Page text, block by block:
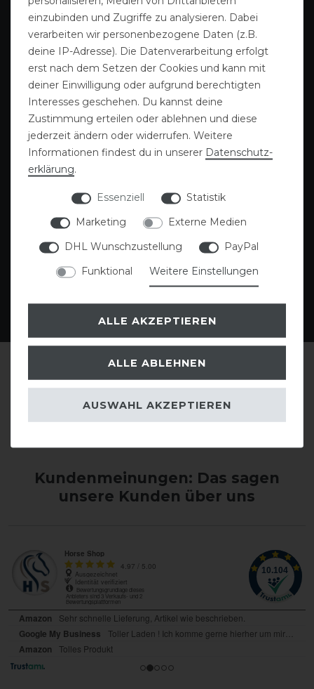
Gutscheine Sattlerei
Blog
Kundenmeinungen: Das sagen
unsere Kunden über uns
einzubinden und Zugriffe zu analysieren. Dabei
verarbeiten wir personenbezogene Daten (z.B.
deine IP-Adresse). Die Datenverarbeitung erfolgt
erst nach dem Setzen der Cookies und kann mit
deiner Einwilligung oder aufgrund berechtigten
Interesses geschehen. Du kannst deine
Zustimmung erteilen oder ablehnen und diese
jederzeit ändern oder widerrufen. Weitere
Informationen findest du in unserer Daten­schutz­
erklärung.
Essenziell
Statistik
Marketing
Externe Medien
DHL Wunschzustellung
PayPal
Funktional
Weitere Einstellungen
ALLE AKZEPTIEREN
ALLE ABLEHNEN
AUSWAHL AKZEPTIEREN